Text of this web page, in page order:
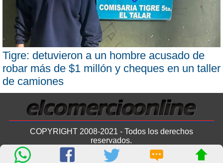
Tigre: detuvieron a un hombre acusado de
robar más de $1 millón y cheques en un taller
de camiones
COPYRIGHT 2008-2021 - Todos los derechos
reservados.